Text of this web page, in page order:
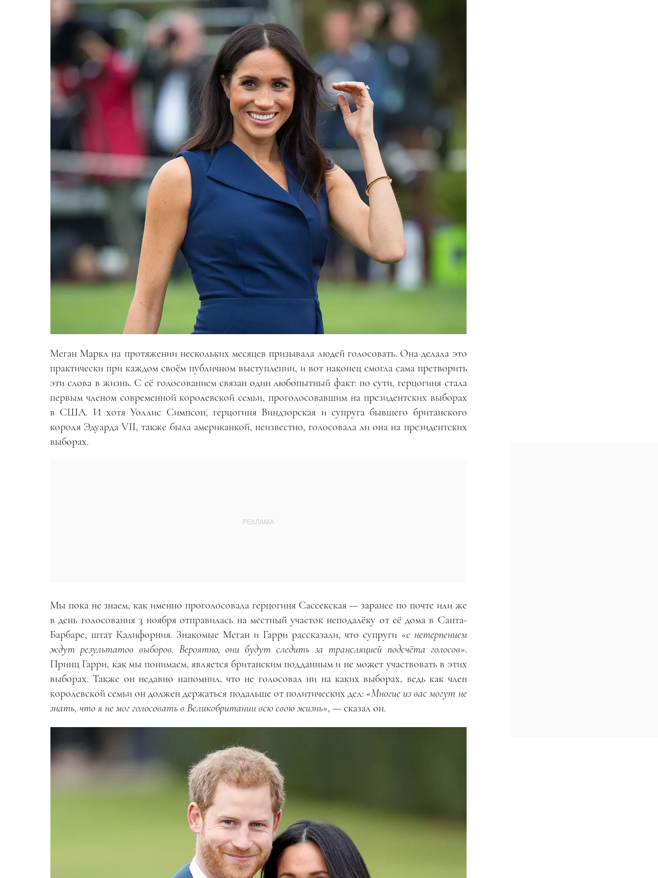
Меган Маркл на протяжении нескольких месяцев призывала людей голосовать. Она делала это
практически при каждом своём публичном выступлении, и вот наконец смогла сама претворить
эти слова в жизнь. С её голосованием связан один любопытный факт: по сути, герцогиня стала
первым членом современной королевской семьи, проголосовавшим на президентских выборах
в США. И хотя Уоллис Симпсон, герцогиня Виндзорская и супруга бывшего британского
короля Эдуарда VII, также была американкой, неизвестно, голосовала ли она на президентских
выборах.
Мы пока не знаем, как именно проголосовала герцогиня Сассекская — заранее по почте или же
в день голосования 3 ноября отправилась на местный участок неподалёку от её дома в Санта-
Барбаре, штат Калифорния. Знакомые Меган и Гарри рассказали, что супруги «с нетерпением
ждут результатов выборов. Вероятно, они будут следить за трансляцией подсчёта голосов».
Принц Гарри, как мы понимаем, является британским подданным и не может участвовать в этих
выборах. Также он недавно напомнил, что не голосовал ни на каких выборах, ведь как член
королевской семьи он должен держаться подальше от политических дел: «Многие из вас могут не
знать, что я не мог голосовать в Великобритании всю свою жизнь», — сказал он.